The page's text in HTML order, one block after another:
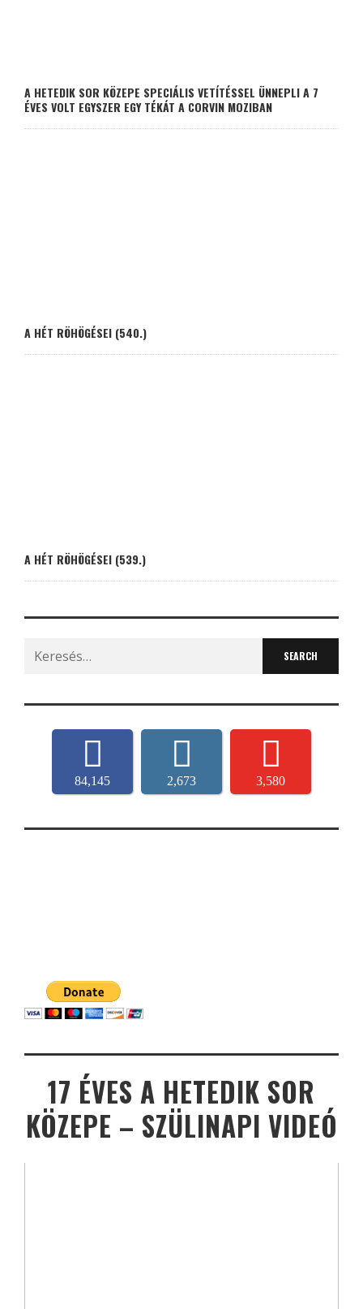
A HETEDIK SOR KÖZEPE SPECIÁLIS VETÍTÉSSEL ÜNNEPLI A 7
ÉVES VOLT EGYSZER EGY TÉKÁT A CORVIN MOZIBAN
A HÉT RÖHÖGÉSEI (540.)
A HÉT RÖHÖGÉSEI (539.)
Search
for:
84,145 2,673 3,580
17 ÉVES A HETEDIK SOR
KÖZEPE – SZÜLINAPI VIDEÓ